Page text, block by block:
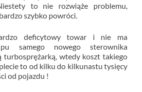
to nie rozwiąże problemu,
szybko powróci.
deficytowy towar i nie ma
samego nowego sterownika
turbosprężarką, wtedy koszt takiego
to od kilku do kilkunastu tysięcy
od pojazdu !